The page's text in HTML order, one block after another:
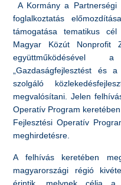
A Kormány a
foglalkoztatás
támogatása tematikus
Magyar Közút Nonprofit
együttműködésével
„Gazdaságfejlesztést és
szolgáló
megvalósítani. Jelen
Operatív Program
Fejlesztési Operatív
meghirdetésre.
A felhívás keretében
magyarországi régió